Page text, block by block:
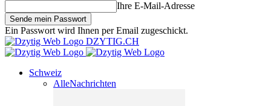
Ihre E-Mail-Adresse
Ein Passwort wird Ihnen per Email zugeschickt.
DZYTIG.CH
Schweiz
AlleNachrichten